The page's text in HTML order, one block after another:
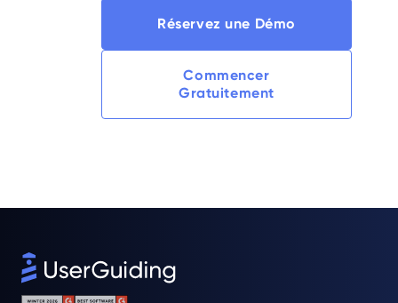
Réservez une Démo
Commencer
Gratuitement